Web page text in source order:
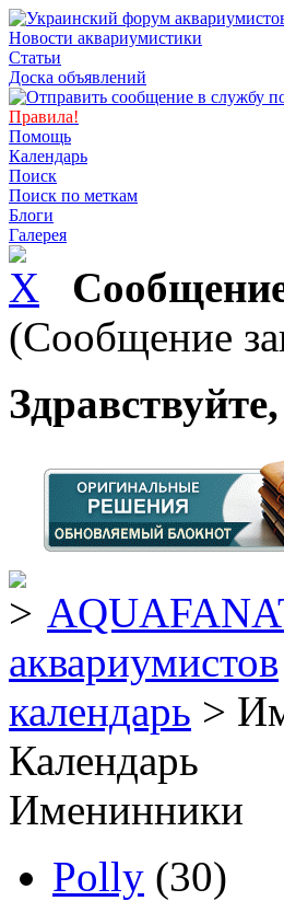
Новости аквариумистики
Статьи
Доска объявлений
Правила!
Помощь
Календарь
Поиск
Поиск по меткам
Блоги
Галерея
(Сообщение
аквариумистов
календарь >
Календарь
Именинники
Polly (30)